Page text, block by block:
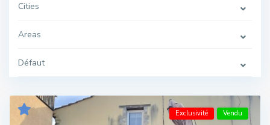
Cities
Areas
Défaut
Exclusivité Vendu